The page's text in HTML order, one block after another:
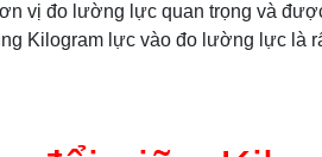
vị đo lường lực quan trọng và
Kilogram lực vào đo lường lực là